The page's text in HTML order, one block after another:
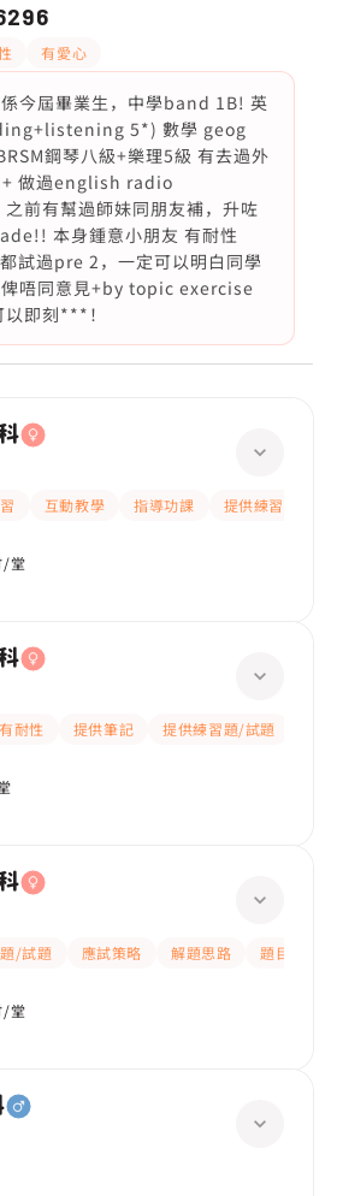
有愛心
今屆畢業生，中學band 1B! 英
5*) 數學 geog
鋼琴八級+樂理5級 有去過外
做過english radio
前有幫過師妹同朋友補，升咗
本身鍾意小朋友 有耐性
試過pre 2，一定可以明白同學
唔同意見+by topic exercise
即刻***！
互動教學 指導功課
提供練習題/試題
/堂
有耐性 提供筆記 提供練習題/試題
/試題 應試策略 解題思路
題目講解
/堂